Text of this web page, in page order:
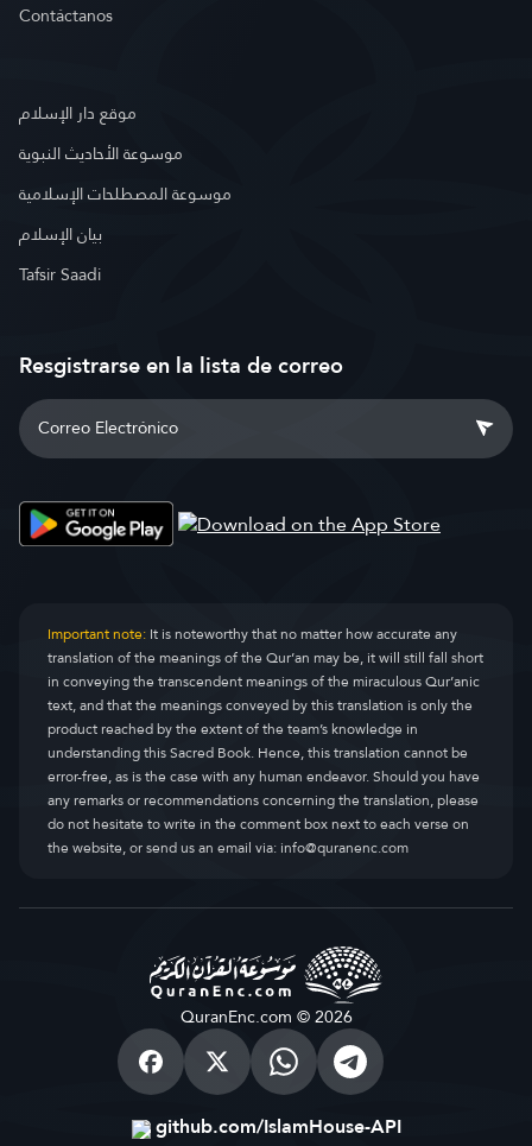
Contáctanos
موقع دار الإسلام
موسوعة الأحاديث النبوية
موسوعة المصطلحات الإسلامية
بيان الإسلام
Tafsir Saadi
Resgistrarse en la lista de correo
Important note:It is noteworthy that no matter how accurate any
translation of the meanings of the Qur’an may be, it will still fall short
in conveying the transcendent meanings of the miraculous Qur’anic
text, and that the meanings conveyed by this translation is only the
product reached by the extent of the team’s knowledge in
understanding this Sacred Book. Hence, this translation cannot be
error-free, as is the case with any human endeavor. Should you have
any remarks or recommendations concerning the translation, please
do not hesitate to write in the comment box next to each verse on
the website, or send us an email via:info@quranenc.com
QuranEnc.com © 2026
github.com/IslamHouse-API